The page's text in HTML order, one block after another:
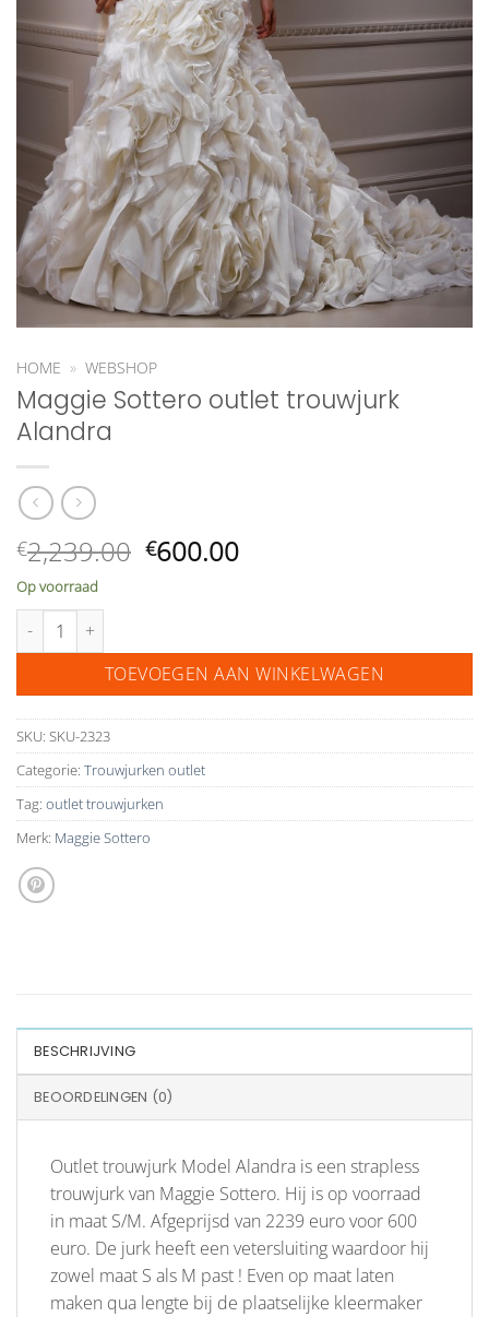
HOME » WEBSHOP
Maggie Sottero outlet trouwjurk
Alandra
€2,239.00 Oorspronkelijke
€600.00Huidige
Op voorraad
Maggie Sottero outlet trouwjurk Alandra aantal
TOEVOEGEN AAN WINKELWAGEN
SKU: SKU-2323
Categorie: Trouwjurken outlet
Tag: outlet trouwjurken
Merk: Maggie Sottero
BESCHRIJVING
BEOORDELINGEN (0)
Outlet trouwjurk Model Alandra is een strapless
trouwjurk van Maggie Sottero. Hij is op voorraad
in maat S/M. Afgeprijsd van 2239 euro voor 600
euro. De jurk heeft een vetersluiting waardoor hij
zowel maat S als M past ! Even op maat laten
maken qua lengte bij de plaatselijke kleermaker